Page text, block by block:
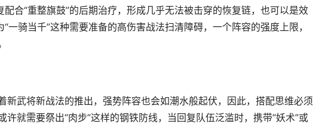
配合“重整旗鼓”的后期治疗，形成几乎无法被击穿的恢复链，也可以是效
一骑当千”这种需要准备的高伤害战法扫清障碍，一个阵容的强度上限，
新武将新战法的推出，强势阵容也会如潮水般起伏，因此，搭配思维必须
就需要祭出“肉步”这样的钢铁防线，当回复队伍泛滥时，携带“妖术”或